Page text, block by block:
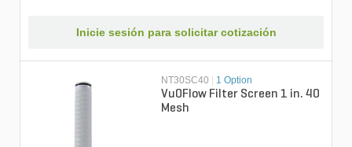
Inicie sesión para solicitar cotización
NT30SC40 1 Option
Vu0Flow Filter Screen 1 in. 40
Mesh